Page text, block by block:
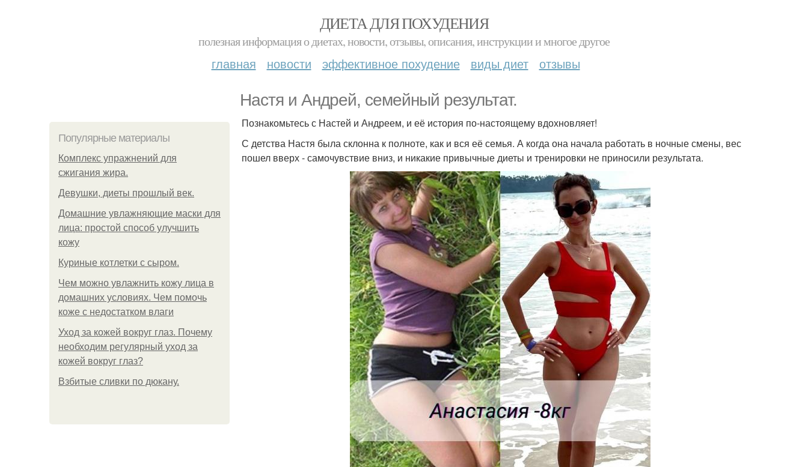
ДИЕТА ДЛЯ ПОХУДЕНИЯ
полезная информация о диетах, новости, отзывы, описания, инструкции и многое другое
главная новости эффективное похудение виды диет отзывы
Настя и Андрей, семейный результат.
Популярные материалы
Комплекс упражнений для
сжигания жира.
Девушки, диеты прошлый век.
Домашние увлажняющие маски для
лица: простой способ улучшить
кожу
Куриные котлетки с сыром.
Чем можно увлажнить кожу лица в
домашних условиях. Чем помочь
коже с недостатком влаги
Уход за кожей вокруг глаз. Почему
необходим регулярный уход за
кожей вокруг глаз?
Взбитые сливки по дюкану.
Познакомьтесь с Настей и Андреем, и её история по-настоящему вдохновляет!
С детства Настя была склонна к полноте, как и вся её семья. А когда она начала работать в ночные смены, вес
пошел вверх - самочувствие вниз, и никакие привычные диеты и тренировки не приносили результата.